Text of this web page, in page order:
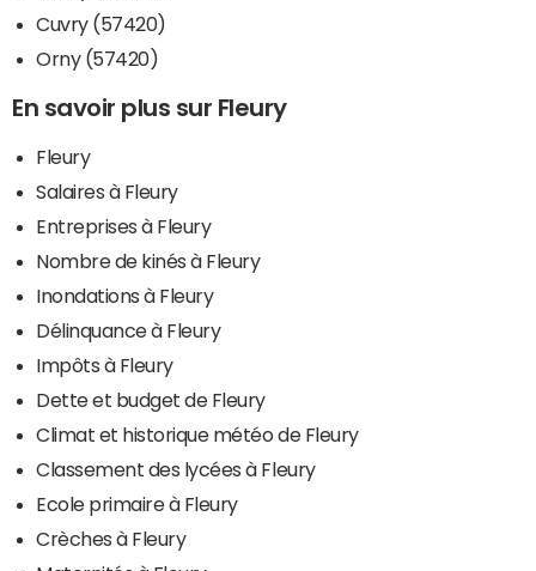
Cuvry (57420)
Orny (57420)
En savoir plus sur Fleury
Fleury
Salaires à Fleury
Entreprises à Fleury
Nombre de kinés à Fleury
Inondations à Fleury
Délinquance à Fleury
Impôts à Fleury
Dette et budget de Fleury
Climat et historique météo de Fleury
Classement des lycées à Fleury
Ecole primaire à Fleury
Crèches à Fleury